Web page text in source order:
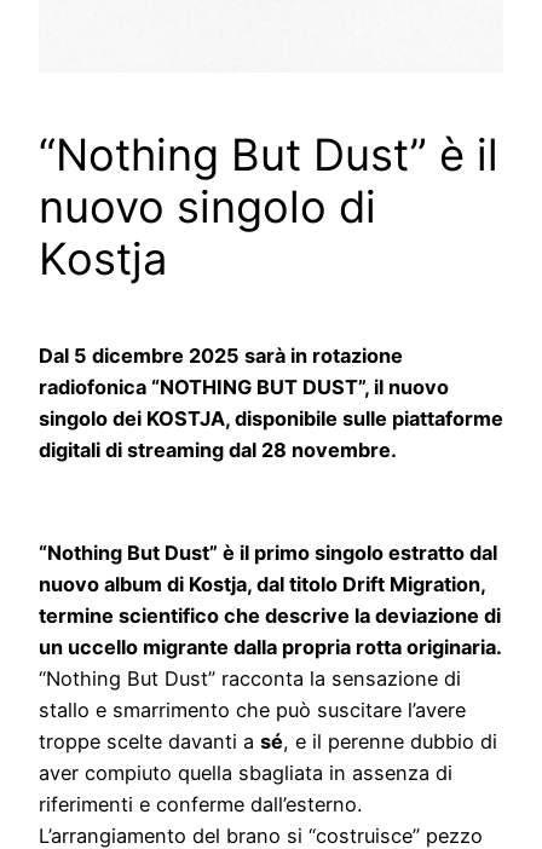
“Nothing But Dust” è il
nuovo singolo di
Kostja
Dal 5 dicembre 2025 sarà in rotazione
radiofonica “NOTHING BUT DUST”, il nuovo
singolo dei KOSTJA, disponibile sulle piattaforme
digitali di streaming dal 28 novembre.
“Nothing But Dust” è il primo singolo estratto dal
nuovo album di Kostja, dal titolo Drift Migration,
termine scientifico che descrive la deviazione di
un uccello migrante dalla propria rotta originaria.
“Nothing But Dust” racconta la sensazione di
stallo e smarrimento che può suscitare l’avere
troppe scelte davanti a sé, e il perenne dubbio di
aver compiuto quella sbagliata in assenza di
riferimenti e conferme dall’esterno.
L’arrangiamento del brano si “costruisce” pezzo